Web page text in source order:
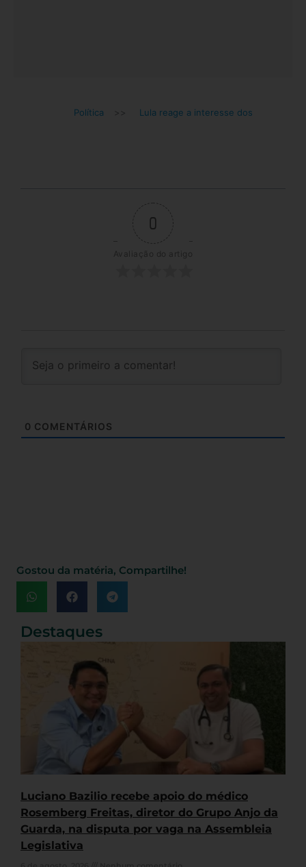
Política >> Lula reage a interesse dos
0
Avaliação do artigo
0 COMENTÁRIOS
Gostou da matéria, Compartilhe!
Destaques
Luciano Bazilio recebe apoio do médico
Rosemberg Freitas, diretor do Grupo Anjo da
Guarda, na disputa por vaga na Assembleia
Legislativa